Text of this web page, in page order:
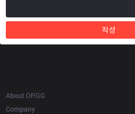
작성
About OP.GG
Company